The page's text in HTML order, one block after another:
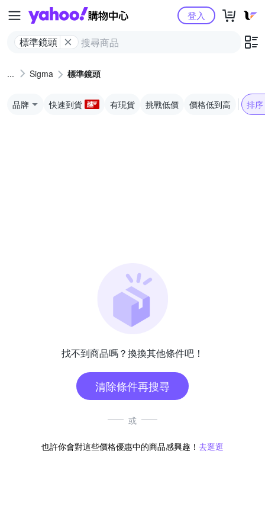
Yahoo購物中心
標準鏡頭
登入
Sigma 標準鏡頭
品牌 快速到貨 有現貨 挑戰低價 價格低到高 排序
找不到商品嗎？換換其他條件吧！
清除條件再搜尋
或
也許你會對這些價格優惠中的商品感興趣！ 去逛逛